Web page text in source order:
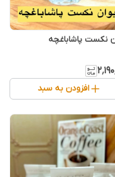
نکست پاشاباغچه
افزودن به سبد